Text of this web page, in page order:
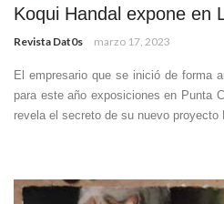
Koqui Handal expone en
Revista Dat0s marzo 17, 2023
El empresario que se inició de forma
para este año exposiciones en Punta
revela el secreto de su nuevo proyecto